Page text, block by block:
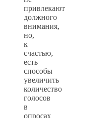
привлекают
должного
внимания,
но,
к
счастью,
есть
способы
увеличить
количество
голосов
в
опросах